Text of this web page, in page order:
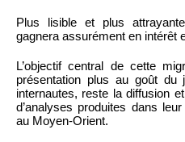
Plus lisible et plus
gagnera assurément en intérêt
L’objectif central de cette
présentation plus au goût
internautes, reste la diffusion
d’analyses produites dans
au Moyen-Orient.